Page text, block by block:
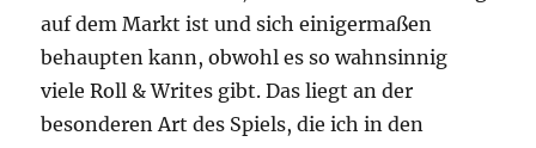
auf dem Markt ist und sich einigermaßen
behaupten kann, obwohl es so wahnsinnig
viele Roll & Writes gibt. Das liegt an der
besonderen Art des Spiels, die ich in den